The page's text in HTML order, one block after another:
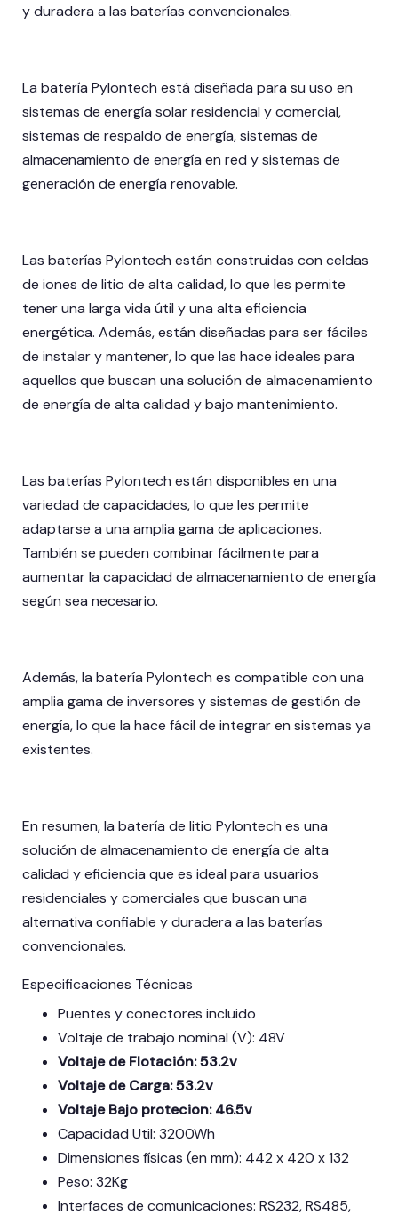
y duradera a las baterías convencionales.
La batería Pylontech está diseñada para su uso en
sistemas de energía solar residencial y comercial,
sistemas de respaldo de energía, sistemas de
almacenamiento de energía en red y sistemas de
generación de energía renovable.
Las baterías Pylontech están construidas con celdas
de iones de litio de alta calidad, lo que les permite
tener una larga vida útil y una alta eficiencia
energética. Además, están diseñadas para ser fáciles
de instalar y mantener, lo que las hace ideales para
aquellos que buscan una solución de almacenamiento
de energía de alta calidad y bajo mantenimiento.
Las baterías Pylontech están disponibles en una
variedad de capacidades, lo que les permite
adaptarse a una amplia gama de aplicaciones.
También se pueden combinar fácilmente para
aumentar la capacidad de almacenamiento de energía
según sea necesario.
Además, la batería Pylontech es compatible con una
amplia gama de inversores y sistemas de gestión de
energía, lo que la hace fácil de integrar en sistemas ya
existentes.
En resumen, la batería de litio Pylontech es una
solución de almacenamiento de energía de alta
calidad y eficiencia que es ideal para usuarios
residenciales y comerciales que buscan una
alternativa confiable y duradera a las baterías
convencionales.
Especificaciones Técnicas
Puentes y conectores incluido
Voltaje de trabajo nominal (V): 48V
Voltaje de Flotación: 53.2v
Voltaje de Carga: 53.2v
Voltaje Bajo protecion: 46.5v
Capacidad Util: 3200Wh
Dimensiones físicas (en mm): 442 x 420 x 132
Peso: 32Kg
Interfaces de comunicaciones: RS232, RS485,